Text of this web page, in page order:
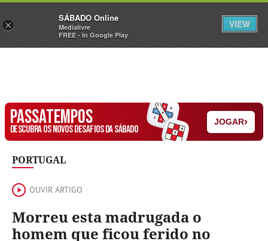
Sábado Assine Iniciar Sessão
PASSATEMPOS
DESCUBRA OS NOVOS DESAFIOS DA SÁBADO
JOGAR›
PORTUGAL
OUVIR ARTIGO
Morreu esta madrugada o
homem que ficou ferido no
×
SÁBADO Online
Medialivre
FREE - In Google Play
VIEW